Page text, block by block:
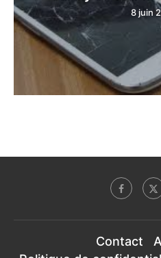
8 juin
Contact